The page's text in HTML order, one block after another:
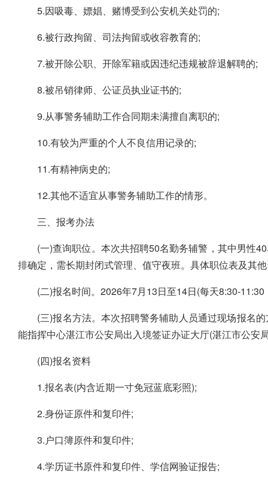
5.因吸毒、嫖娼、赌博受到公安机关处罚的;
6.被行政拘留、司法拘留或收容教育的;
7.被开除公职、开除军籍或因违纪违规被辞退解聘的;
8.被吊销律师、公证员执业证书的;
9.从事警务辅助工作合同期未满擅自离职的;
10.有较为严重的个人不良信用记录的;
11.有精神病史的;
12.其他不适宜从事警务辅助工作的情形。
三、报考办法
(一)查询职位。本次共招聘50名勤务辅警，其中男性
排确定，需长期封闭式管理、值守夜班。具体职位表及其
(二)报名时间。2026年7月13日至14日(每天8:30-
(三)报名方法。本次招聘警务辅助人员通过现场报名
能指挥中心湛江市公安局出入境签证办证大厅(湛江市公安
(四)报名资料
1.报名表(内含近期一寸免冠蓝底彩照);
2.身份证原件和复印件;
3.户口簿原件和复印件;
4.学历证书原件和复印件、学信网验证报告;